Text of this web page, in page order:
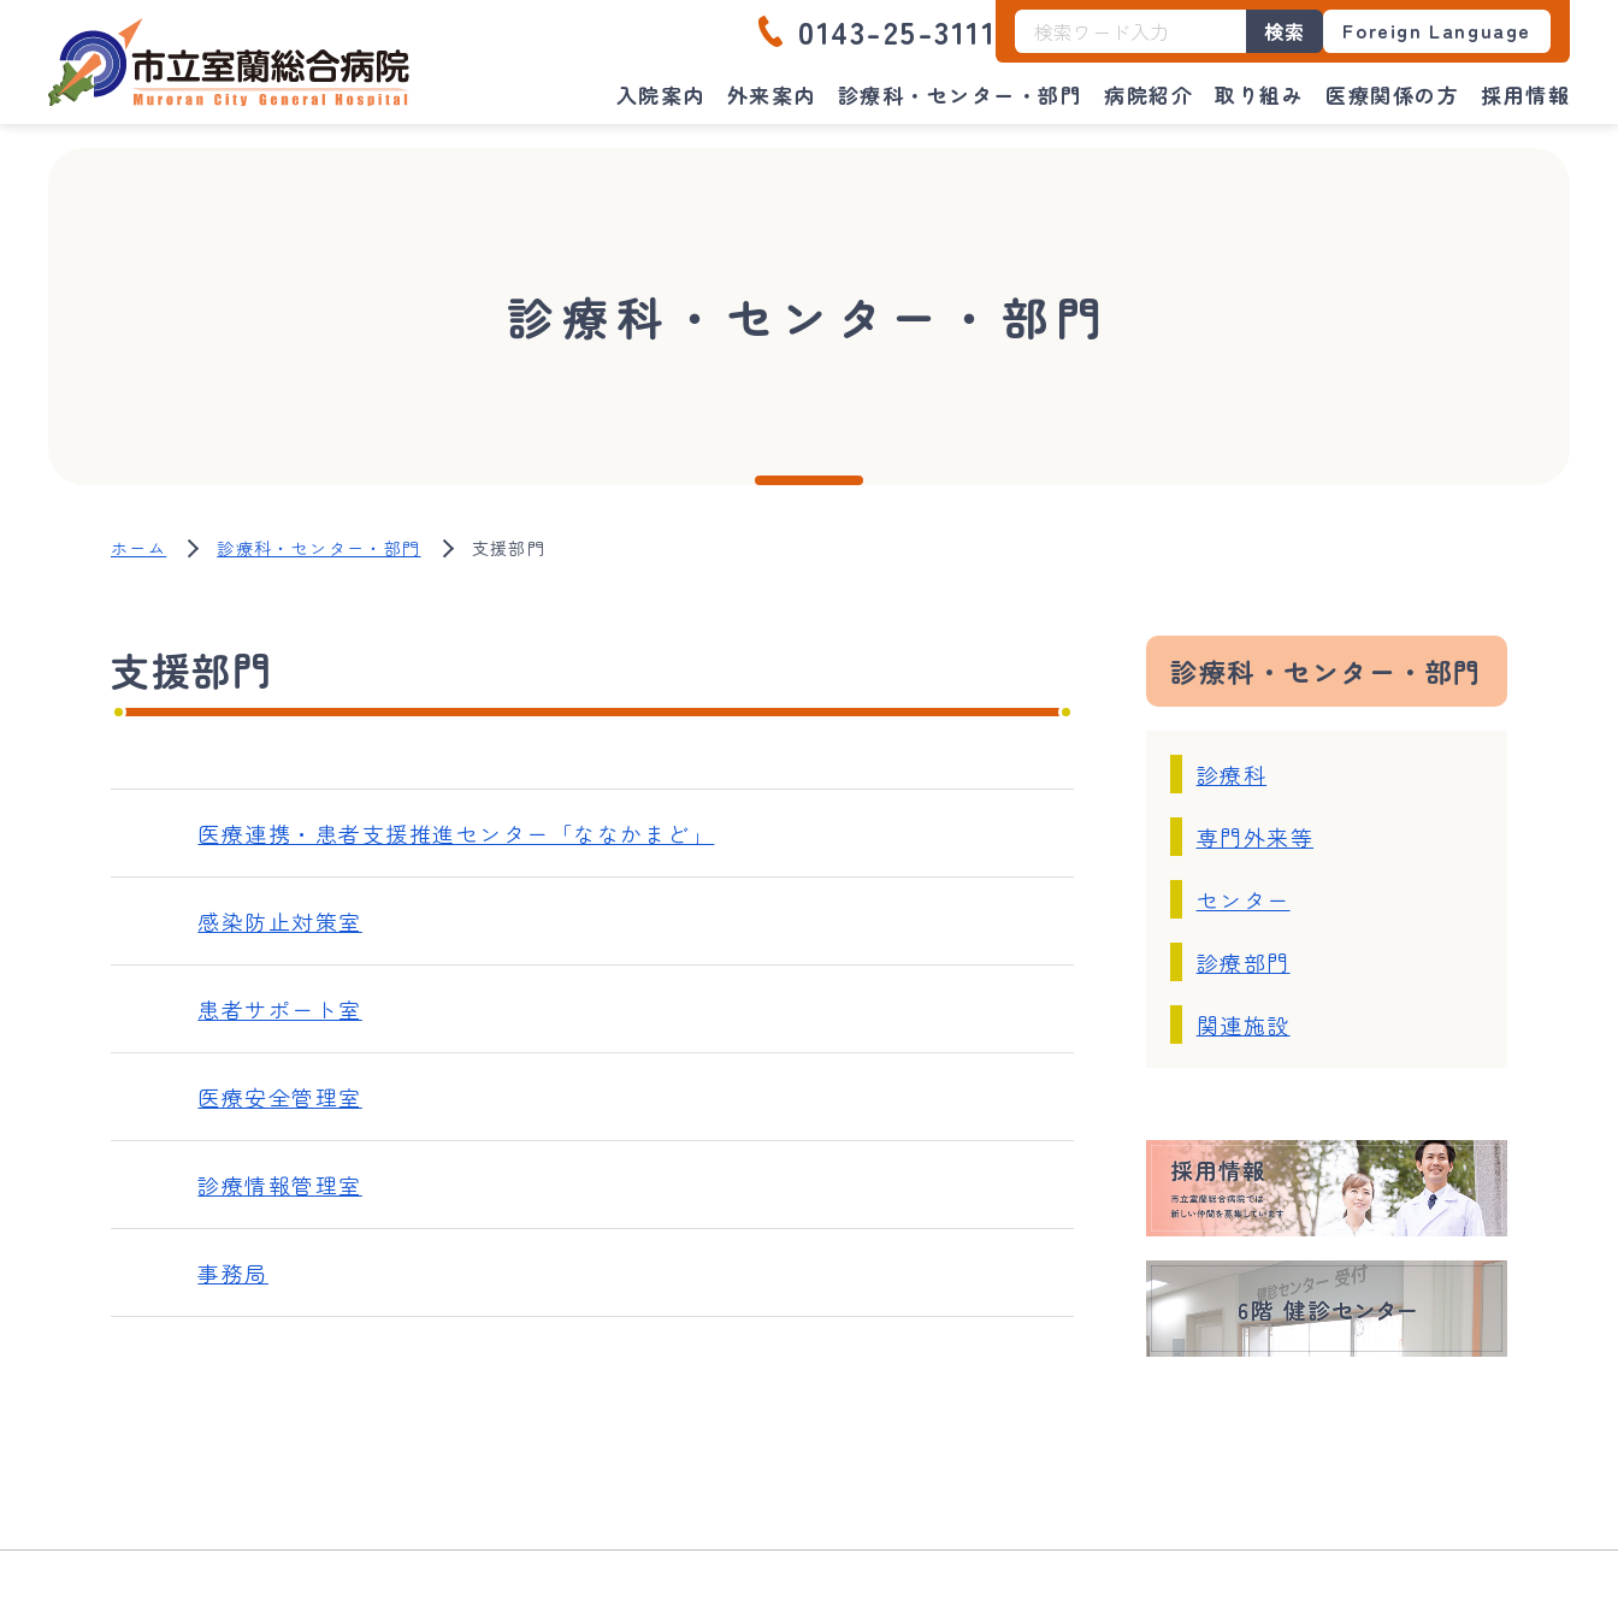
入院案内 外来案内 診療科・センター・部門 病院紹介 取り組み 医療関係の方 採用情報
0143-25-3111 検索 Foreign Language
診療科・センター・部門
ホーム 診療科・センター・部門 支援部門
支援部門
医療連携・患者支援推進センター「ななかまど」
感染防止対策室
患者サポート室
医療安全管理室
診療情報管理室
事務局
診療科・センター・部門
診療科
専門外来等
センター
診療部門
関連施設